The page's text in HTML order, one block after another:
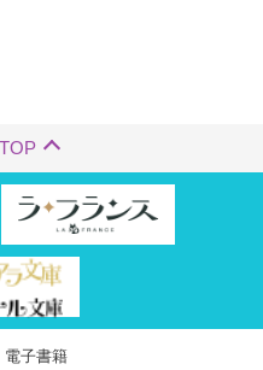
電子書籍